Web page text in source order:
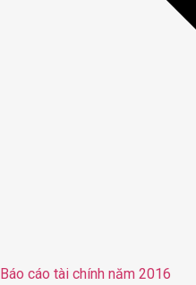
Báo cáo tài chính năm 2016